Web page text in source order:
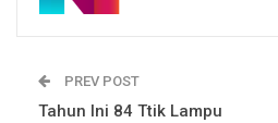
PREV POST
Tahun Ini 84 Ttik Lampu